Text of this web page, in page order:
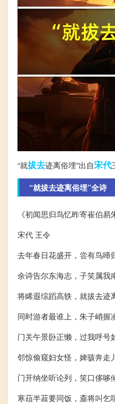
“就拔去迹离俗埋”出自宋代
“就拔去迹离俗埋”全诗
《初闻思归鸟忆昨寄崔伯易
宋代 王令
去年春日花盛开，尝有鸟啼
余诗告尔东海志，子笑属我
将睎遐综蹈高轶，就拔去迹
同时游者最谁上，朱子峭握
门关午景卧正懒，过我呼号
邻惊偷窥妇女怪，婢骇奔走
门开纳坐听论列，笑口侈哆
寒葅半菽要同饭，齑将叫乞